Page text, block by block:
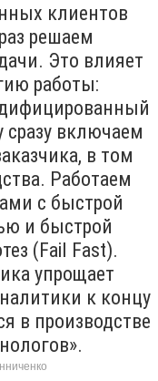
клиентов
решаем
Это влияет
работы:
сразу включаем
в том
Работаем
с быстрой
и быстрой
(Fail Fast).
упрощает
к концу
в производстве